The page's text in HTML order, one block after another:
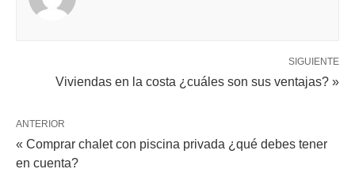
SIGUIENTE
Viviendas en la costa ¿cuáles son sus ventajas? »
ANTERIOR
« Comprar chalet con piscina privada ¿qué debes tener
en cuenta?